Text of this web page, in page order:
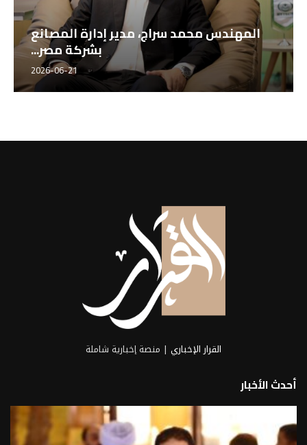
المهندس محمد عدلي، مدير إدارة الجودة
بشركة مصر...
2026-06-21
القرار الإخباري | منصة إخبارية شاملة
أحدث الأخبار